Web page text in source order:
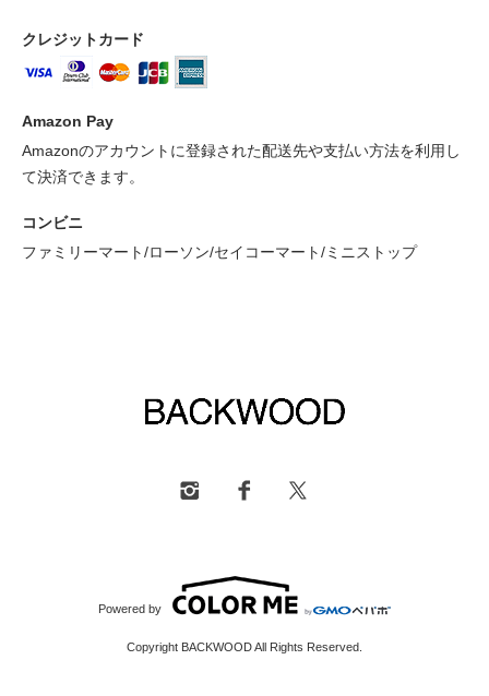
クレジットカード
Amazon Pay
Amazonのアカウントに登録された配送先や支払い方法を利用し
て決済できます。
コンビニ
ファミリーマート/ローソン/セイコーマート/ミニストップ
Powered by
Copyright BACKWOOD All Rights Reserved.